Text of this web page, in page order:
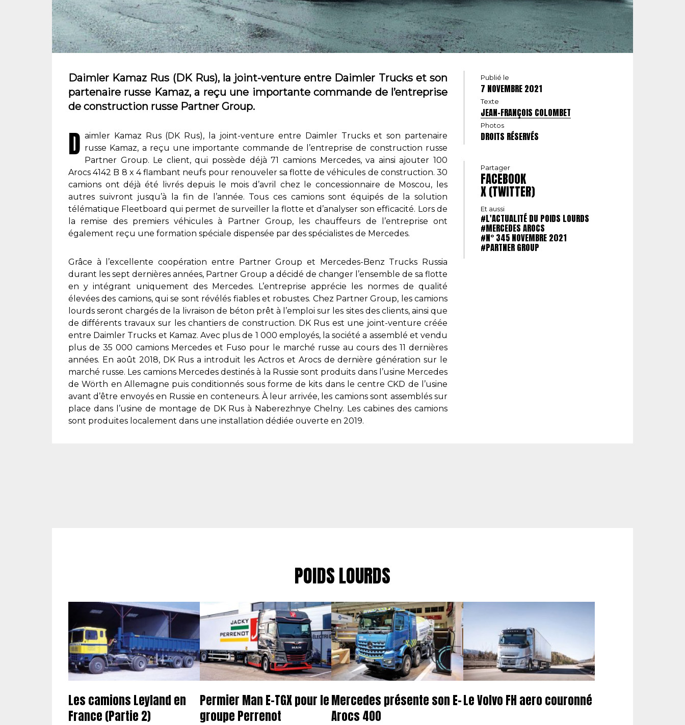
Daimler Kamaz Rus (DK Rus), la joint-venture entre Daimler Trucks et son
partenaire russe Kamaz, a reçu une importante commande de l’entreprise
de construction russe Partner Group.
D aimler Kamaz Rus (DK Rus), la joint-venture entre Daimler Trucks et son partenaire
russe Kamaz, a reçu une importante commande de l’entreprise de construction russe
Partner Group. Le client, qui possède déjà 71 camions Mercedes, va ainsi ajouter 100
Arocs 4142 B 8 x 4 flambant neufs pour renouveler sa flotte de véhicules de construction. 30
camions ont déjà été livrés depuis le mois d’avril chez le concessionnaire de Moscou, les
autres suivront jusqu’à la fin de l’année. Tous ces camions sont équipés de la solution
télématique Fleetboard qui permet de surveiller la flotte et d’analyser son efficacité. Lors de
la remise des premiers véhicules à Partner Group, les chauffeurs de l’entreprise ont
également reçu une formation spéciale dispensée par des spécialistes de Mercedes.
Grâce à l’excellente coopération entre Partner Group et Mercedes-Benz Trucks Russia
durant les sept dernières années, Partner Group a décidé de changer l’ensemble de sa flotte
en y intégrant uniquement des Mercedes. L’entreprise apprécie les normes de qualité
élevées des camions, qui se sont révélés fiables et robustes. Chez Partner Group, les camions
lourds seront chargés de la livraison de béton prêt à l’emploi sur les sites des clients, ainsi que
de différents travaux sur les chantiers de construction. DK Rus est une joint-venture créée
entre Daimler Trucks et Kamaz. Avec plus de 1 000 employés, la société a assemblé et vendu
plus de 35 000 camions Mercedes et Fuso pour le marché russe au cours des 11 dernières
années. En août 2018, DK Rus a introduit les Actros et Arocs de dernière génération sur le
marché russe. Les camions Mercedes destinés à la Russie sont produits dans l’usine Mercedes
de Wörth en Allemagne puis conditionnés sous forme de kits dans le centre CKD de l’usine
avant d’être envoyés en Russie en conteneurs. À leur arrivée, les camions sont assemblés sur
place dans l’usine de montage de DK Rus à Naberezhnye Chelny. Les cabines des camions
sont produites localement dans une installation dédiée ouverte en 2019.
Publié le
7 NOVEMBRE 2021
Texte
JEAN-FRANÇOIS COLOMBET
Photos
DROITS RÉSERVÉS
Partager
FACEBOOK
X (TWITTER)
Et aussi
#L'ACTUALITÉ DU POIDS LOURDS
#MERCEDES AROCS
#N° 345 NOVEMBRE 2021
#PARTNER GROUP
POIDS LOURDS
Les camions Leyland en
France (Partie 2)
Permier Man E-TGX pour le
groupe Perrenot
Mercedes présente son E-
Arocs 400
Le Volvo FH aero couronné